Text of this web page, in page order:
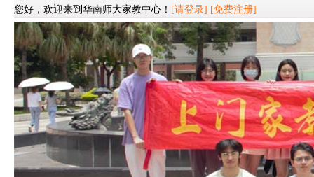
您好，欢迎来到华南师大家教中心！ [请登录] [免费注册]